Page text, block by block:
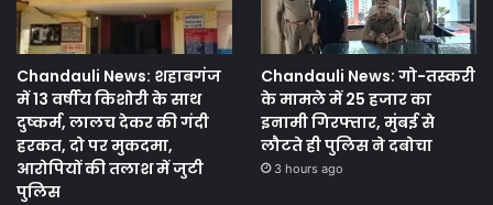
Chandauli News: शहाबगंज
में 13 वर्षीय किशोरी के साथ
दुष्कर्म, लालच देकर की गंदी
हरकत, दो पर मुकदमा,
आरोपियों की तलाश में जुटी
पुलिस
Chandauli News: गो-तस्करी
के मामले में 25 हजार का
इनामी गिरफ्तार, मुंबई से
लौटते ही पुलिस ने दबोचा
3 hours ago